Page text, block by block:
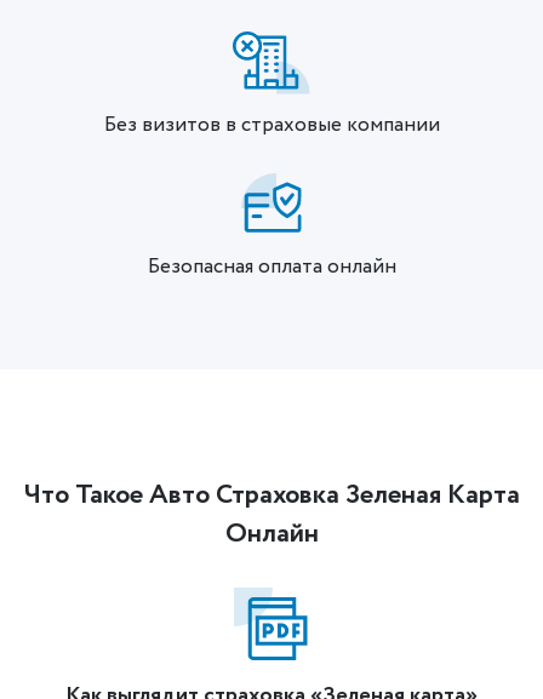
Без визитов в страховые компании
Безопасная оплата онлайн
Что Такое Авто Страховка Зеленая Карта
Онлайн